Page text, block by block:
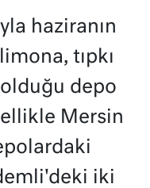
haziranın
tıpkı
depo
Mersin
iki